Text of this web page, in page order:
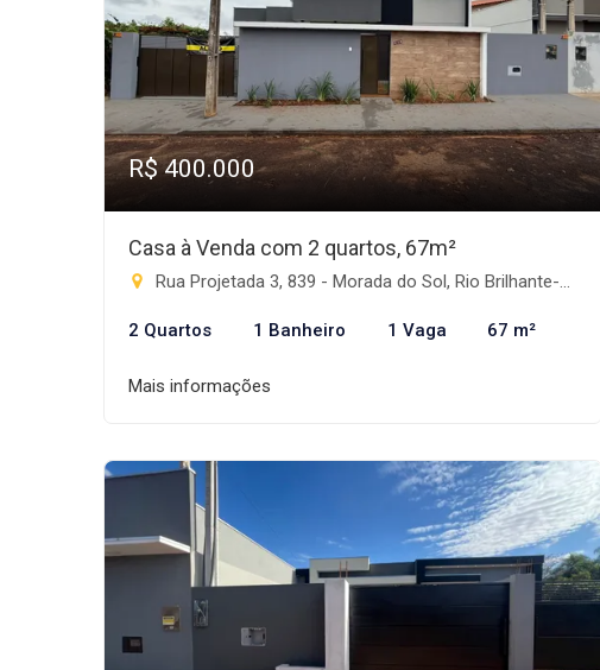
R$ 400.000
Casa à Venda com 2 quartos, 67m²
Rua Projetada 3, 839 - Morada do Sol, Rio Brilhante-MS
2 Quartos 1 Banheiro 1 Vaga 67 m²
Mais informações